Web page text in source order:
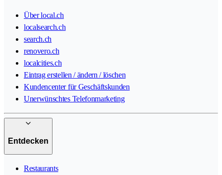
Über local.ch
localsearch.ch
search.ch
renovero.ch
localcities.ch
Eintrag erstellen / ändern / löschen
Kundencenter für Geschäftskunden
Unerwünschtes Telefonmarketing
Entdecken
Restaurants